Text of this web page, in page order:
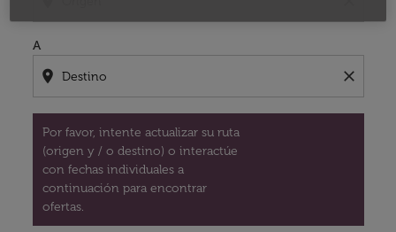
A
location_on close
Por favor, intente actualizar su ruta
(origen y / o destino) o interactúe
con fechas individuales a
continuación para encontrar
ofertas.